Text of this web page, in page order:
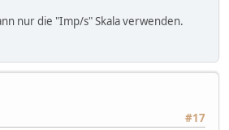
nur die "Imp/s" Skala verwenden.
#17